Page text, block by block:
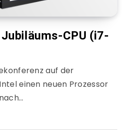
CPU (i7-
auf der
einen neuen Prozessor